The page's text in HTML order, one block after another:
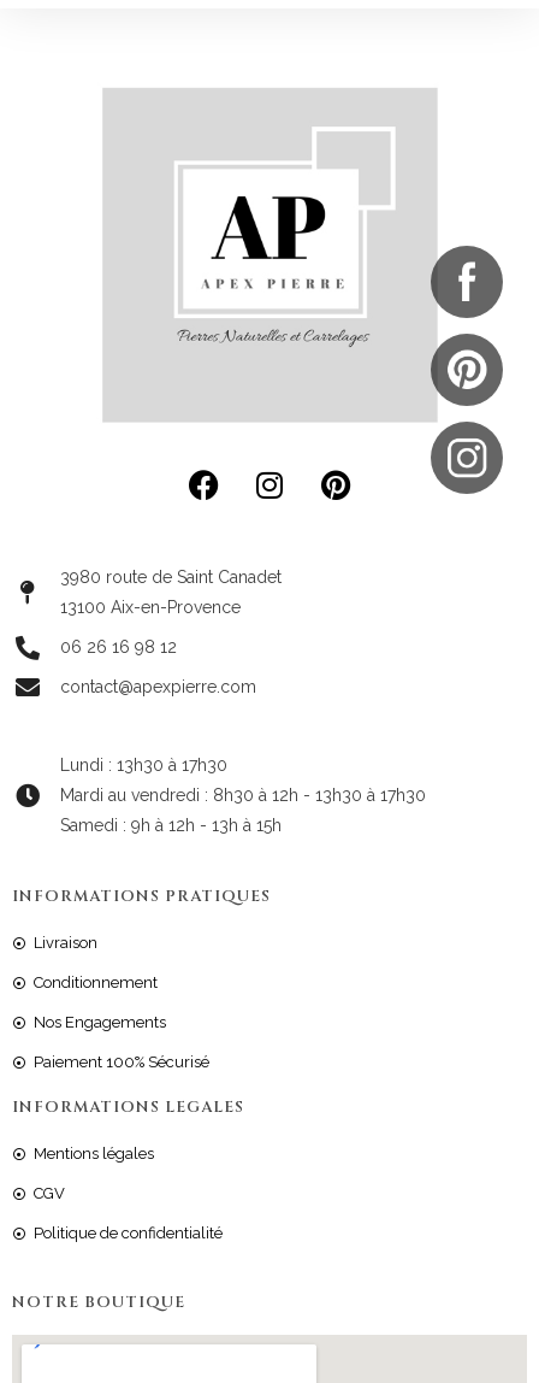
3980 route de Saint Canadet
13100 Aix-en-Provence
06 26 16 98 12
contact@apexpierre.com
Lundi : 13h30 à 17h30
Mardi au vendredi : 8h30 à 12h - 13h30 à 17h30
Samedi : 9h à 12h - 13h à 15h
INFORMATIONS PRATIQUES
Livraison
Conditionnement
Nos Engagements
Paiement 100% Sécurisé
INFORMATIONS LEGALES
Mentions légales
CGV
Politique de confidentialité
NOTRE BOUTIQUE